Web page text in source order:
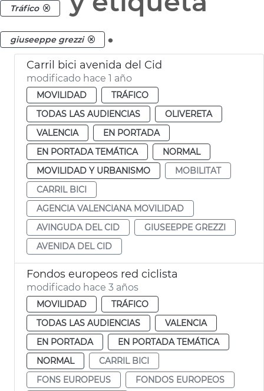
Tráfico
giuseeppe grezzi .
Carril bici avenida del Cid
modificado hace 1 año
MOVILIDAD
TRÁFICO
TODAS LAS AUDIENCIAS
OLIVERETA
VALENCIA
EN PORTADA
EN PORTADA TEMÁTICA
NORMAL
MOVILIDAD Y URBANISMO
MOBILITAT
CARRIL BICI
AGENCIA VALENCIANA MOVILIDAD
AVINGUDA DEL CID
GIUSEEPPE GREZZI
AVENIDA DEL CID
Fondos europeos red ciclista
modificado hace 3 años
MOVILIDAD
TRÁFICO
TODAS LAS AUDIENCIAS
VALENCIA
EN PORTADA
EN PORTADA TEMÁTICA
NORMAL
CARRIL BICI
FONS EUROPEUS
FONDOS EUROPEOS